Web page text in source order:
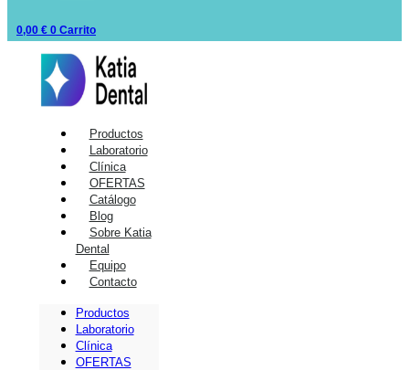
0,00 € 0 Carrito
Productos
Laboratorio
Clínica
OFERTAS
Catálogo
Blog
Sobre Katia
Dental
Equipo
Contacto
Productos
Laboratorio
Clínica
OFERTAS